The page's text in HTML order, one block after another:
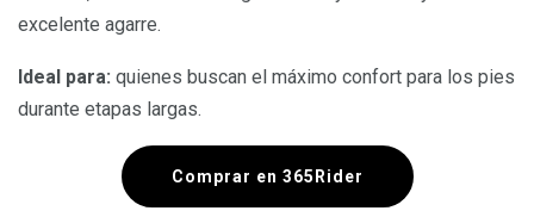
excelente agarre.
Ideal para: quienes buscan el máximo confort para los pies
durante etapas largas.
Comprar en 365Rider